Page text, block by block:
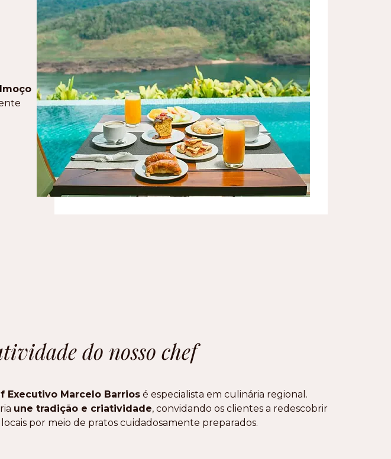
do nosso chef
Executivo Marcelo Barrios é especialista em culinária regional.
une tradição e criatividade, convidando os clientes a redescobrir
locais por meio de pratos cuidadosamente preparados.